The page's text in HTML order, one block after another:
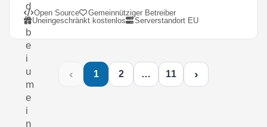
d
a
b
e
i
u
m
e
i
n
Open Source
Gemeinnütziger Betreiber
Uneingeschränkt kostenlos
Serverstandort EU
‹ 1 2 … 11 ›